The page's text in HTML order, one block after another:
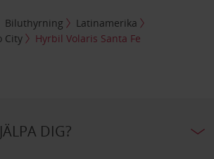
Biluthyrning
Latinamerika
City Hyrbil Volaris Santa Fe
DIG?